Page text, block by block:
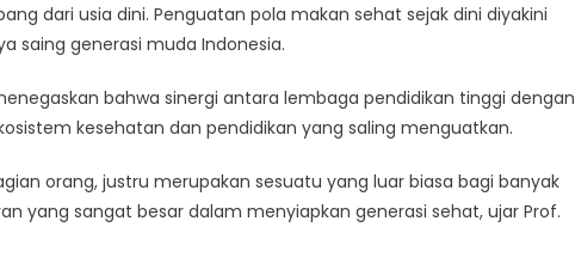
dari usia dini. Penguatan pola makan sehat sejak dini diyakini
saing generasi muda Indonesia.
menegaskan bahwa sinergi antara lembaga pendidikan tinggi dengan
kesehatan dan pendidikan yang saling menguatkan.
orang, justru merupakan sesuatu yang luar biasa bagi banyak
yang sangat besar dalam menyiapkan generasi sehat, ujar Prof.